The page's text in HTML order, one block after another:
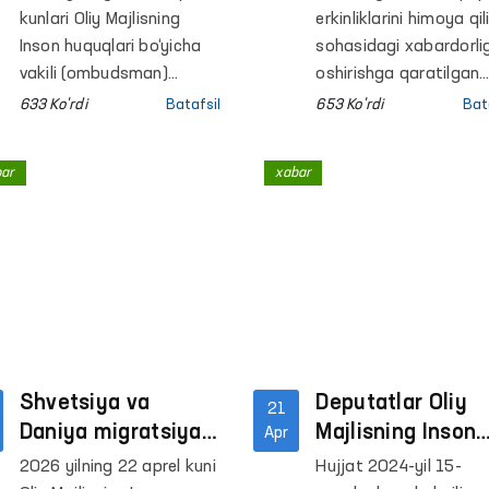
Respublikasidagi
qator yopiq
muassasalarga
monitoring
oshirildi
kunlari Oliy Majlisning
Inson huquqlari bo‘yicha
vakili (ombudsman)
hamda Ombudsman
ularning oldini olish
muassasalarga
monitoring tashriflari
amalga oshirildi.
Jarayonlarda ommaviy
633 Ko'rdi Batafsil
yuborilgan
murojaatlarda
qanday masalalar
ko‘tarilgan?
erkinliklarini himoya
sohasidagi
oshirishga qaratilgan
navbatdagi
Qoraqalpog‘iston
653 Ko'rdi
Shvetsiya va
Daniya migratsiya
idoralari vakillari
2026 yilning 22 aprel kuni
21
Apr
Deputatlar Oliy
Majlisning Inson
huquqlari bo‘yicha
Hujjat 2024-yil 15-
xabar